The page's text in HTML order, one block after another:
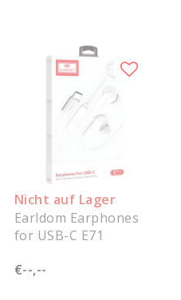
Nicht auf Lager
Earldom Earphones
for USB-C E71
€--,--